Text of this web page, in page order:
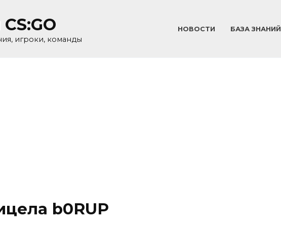
игроки, команды
НОВОСТИ БАЗА ЗНАНИЙ
b0RUP